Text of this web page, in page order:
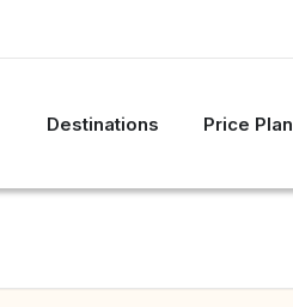
Destinations Price